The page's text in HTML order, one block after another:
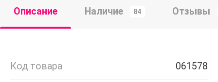
Описание Наличие 84 Отзывы
Код товара 061578